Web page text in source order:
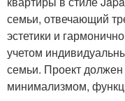
семьи, отвечающий
эстетики и
учетом
семьи. Проект
минимализмом,